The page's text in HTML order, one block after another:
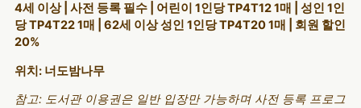
4세 이상 | 사전 등록 필수 | 어린이 1인당 TP4T12 1매 | 성인 1인
당 TP4T22 1매 | 62세 이상 성인 1인당 TP4T20 1매 | 회원 할인
20%
위치: 너도밤나무
참고: 도서관 이용권은 일반 입장만 가능하며 사전 등록 프로그